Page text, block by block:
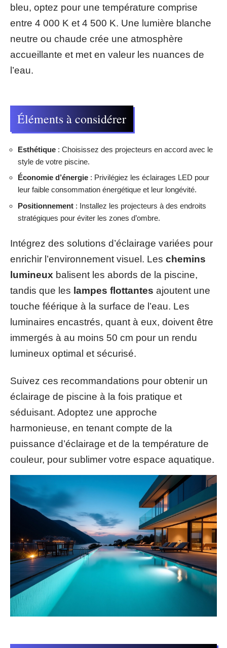
bleu, optez pour une température comprise
entre 4 000 K et 4 500 K. Une lumière blanche
neutre ou chaude crée une atmosphère
accueillante et met en valeur les nuances de
l’eau.
Éléments à considérer
Esthétique : Choisissez des projecteurs en accord avec le
style de votre piscine.
Économie d’énergie : Privilégiez les éclairages LED pour
leur faible consommation énergétique et leur longévité.
Positionnement : Installez les projecteurs à des endroits
stratégiques pour éviter les zones d’ombre.
Intégrez des solutions d’éclairage variées pour
enrichir l’environnement visuel. Les chemins
lumineux balisent les abords de la piscine,
tandis que les lampes flottantes ajoutent une
touche féérique à la surface de l’eau. Les
luminaires encastrés, quant à eux, doivent être
immergés à au moins 50 cm pour un rendu
lumineux optimal et sécurisé.
Suivez ces recommandations pour obtenir un
éclairage de piscine à la fois pratique et
séduisant. Adoptez une approche
harmonieuse, en tenant compte de la
puissance d’éclairage et de la température de
couleur, pour sublimer votre espace aquatique.